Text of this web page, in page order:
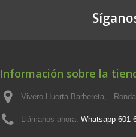
Información sobre la
Vivero Huerta Barbereta, -
Llámanos ahora: Whatsapp 601